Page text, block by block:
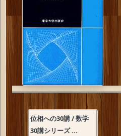
位相への30講 / 数学
30講シリーズ ...